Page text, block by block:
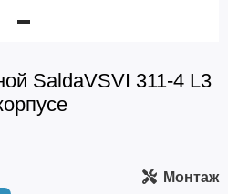
SaldaVSVI 311-4 L3
Монтаж